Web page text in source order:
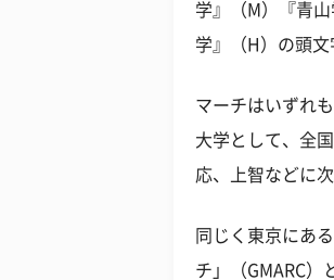
学』（M）『青
学』（H）の頭文
マーチはいずれ
大学として、全
応、上智などに
同じく東京にあ
チ」（GMARC）